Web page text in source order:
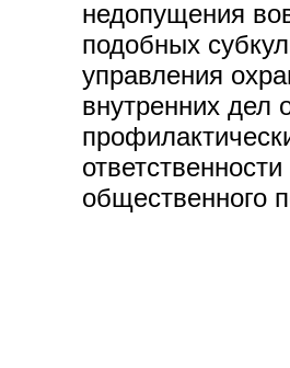
недопущения
подобных
управления
внутренних дел
общественного